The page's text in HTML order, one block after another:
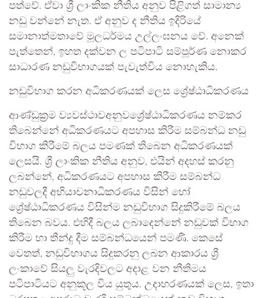
පත්වේ. ඒවා ශ්‍රී ලාංකික නීතිය අනුව පිළිගත් සාමාන්‍ය
නඩු වන්නේ නැත. ඒ අනුව ද නීතිය ඉදිරියේ
සමානාත්මතාවේ මූලධර්මය උල්ලංඝනය වේ. අනෙක්
පැත්තෙන්, ඉහත දක්වන ල පටිපාටි සම්පූර්ණ නොකර
සාධාරණ නඩුවිභාගයක් පැවැත්විය නොහැකිය.
නඩුවිභාග කරන අධිකරණයක් ලෙස ශ්‍රේෂ්ඨාධිකරණය
ආණ්ඩුක්‍රම ව්‍යවස්ථාවඅනුවශ්‍රේෂ්ඨාධිකරණය නම්කර
තිබෙන්නේ අධිකරණයට අපහාස කිරීම සම්බන්ධ නඩු
විභාග කිරීමේ බලය පමණක් තිබෙන අධිකරණයක්
ලෙසයි. ශ්‍රී ලාංකික නීතිය අනුව, එයින් අදහස් කරනු
ලබන්නේ, අධිකරණයට අපහාස කිරීම සම්බන්ධ
නඩුවලදී අභියාචනාධිකරණය විසින් හෝ
ශ්‍රේෂ්ඨාධිකරණය විසින්ම නඩුවිභාග සිදුකිරීමේ බලය
තිබෙන බවය. එහිදී බලය ලබාදෙන්නේ නඩුවක් විභාග
කිරීම හා තීන්දු දීම සම්බන්ධයෙන් පමණි. කෙසේ
වෙතත්, නඩුවිභාගය සිදුකරනු ලබන ආකාරය ශ්‍රී
ලංකාවේ සියලු වැරදිවලට අදාළ වන නීතිමය
පටිපාටියට අනුකූල විය යුතුය. උදාහරණයක් ලෙස, ඉතා